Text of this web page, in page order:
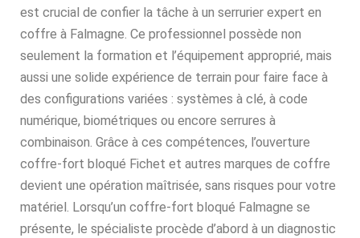
est crucial de confier la tâche à un serrurier expert en
coffre à Falmagne. Ce professionnel possède non
seulement la formation et l’équipement approprié, mais
aussi une solide expérience de terrain pour faire face à
des configurations variées : systèmes à clé, à code
numérique, biométriques ou encore serrures à
combinaison. Grâce à ces compétences, l’ouverture
coffre-fort bloqué Fichet et autres marques de coffre
devient une opération maîtrisée, sans risques pour votre
matériel. Lorsqu’un coffre-fort bloqué Falmagne se
présente, le spécialiste procède d’abord à un diagnostic